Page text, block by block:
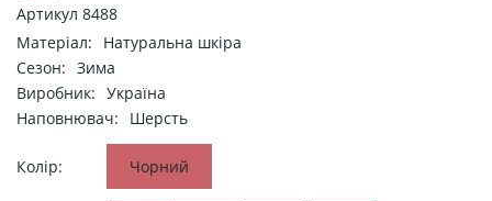
Артикул 8488
Матеріал:
Натуральна шкіра
Сезон: Зима
Виробник: Україна
Наповнювач:
Шерсть
Колір: Чорний